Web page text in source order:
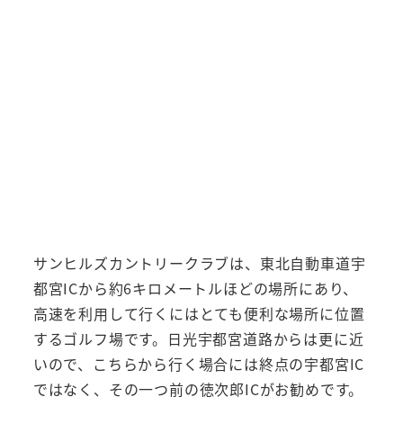
サンヒルズカントリークラブは、東北自動車道宇
都宮ICから約6キロメートルほどの場所にあり、
高速を利用して行くにはとても便利な場所に位置
するゴルフ場です。日光宇都宮道路からは更に近
いので、こちらから行く場合には終点の宇都宮IC
ではなく、その一つ前の徳次郎ICがお勧めです。